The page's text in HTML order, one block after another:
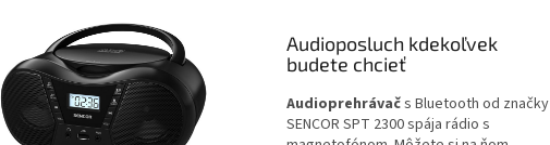
Audioposluch kdekoľvek
budete chcieť
Audioprehrávačs Bluetooth od značky
SENCOR SPT 2300 spája rádio s